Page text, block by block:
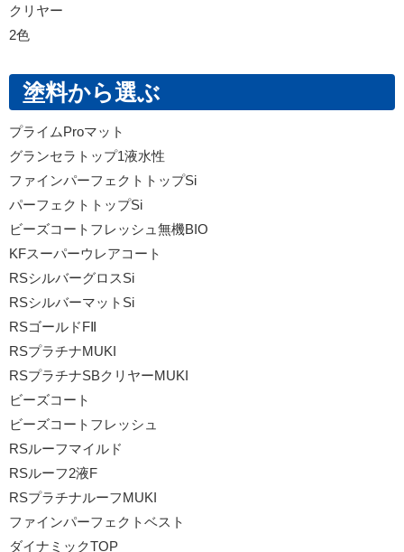
クリヤー
2色
塗料から選ぶ
プライムProマット
グランセラトップ1液水性
ファインパーフェクトトップSi
パーフェクトトップSi
ビーズコートフレッシュ無機BIO
KFスーパーウレアコート
RSシルバーグロスSi
RSシルバーマットSi
RSゴールドFⅡ
RSプラチナMUKI
RSプラチナSBクリヤーMUKI
ビーズコート
ビーズコートフレッシュ
RSルーフマイルド
RSルーフ2液F
RSプラチナルーフMUKI
ファインパーフェクトベスト
ダイナミックTOP